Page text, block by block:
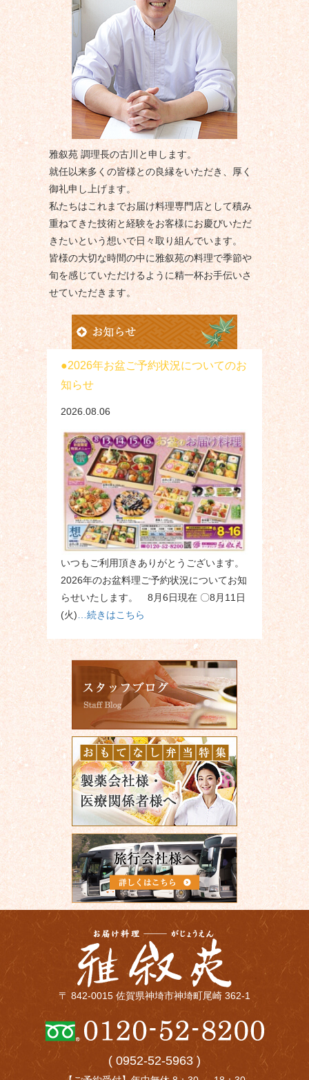
雅叙苑 調理長の古川と申します。
就任以来多くの皆様との良縁をいただき、厚く
御礼申し上げます。
私たちはこれまでお届け料理専門店として積み
重ねてきた技術と経験をお客様にお慶びいただ
きたいという想いで日々取り組んでいます。
皆様の大切な時間の中に雅叙苑の料理で季節や
旬を感じていただけるように精一杯お手伝いさ
せていただきます。
2026年お盆ご予約状況についてのお
知らせ
2026.08.06
いつもご利用頂きありがとうございます。
2026年のお盆料理ご予約状況についてお知
らせいたします。 8月6日現在 〇8月11日
(火) …続きはこちら
〒 842-0015 佐賀県神埼市神埼町尾崎 362-1
( 0952-52-5963 )